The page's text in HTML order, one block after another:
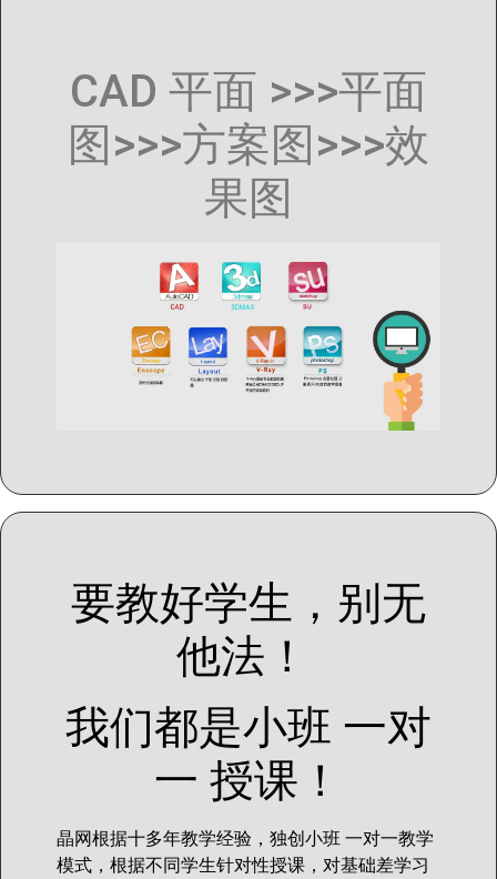
CAD 平面 >>>平面
图>>>方案图>>>效
果图
要教好学生，别无
他法！
我们都是小班 一对
一 授课！
晶网根据十多年教学经验，独创小班 一对一教学
模式，根据不同学生针对性授课，对基础差学习